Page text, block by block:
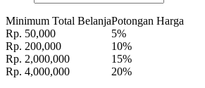
Minimum Total BelanjaPotongan Harga
Rp. 50,000
5%
Rp. 200,000
10%
Rp. 2,000,000
15%
Rp. 4,000,000
20%